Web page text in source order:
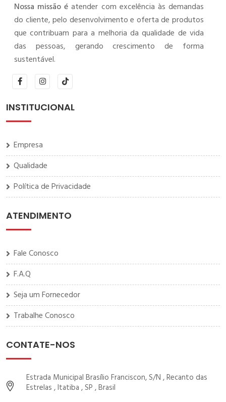
Nossa missão é atender com excelência às demandas
do cliente, pelo desenvolvimento e oferta de produtos
que contribuam para a melhoria da qualidade de vida
das pessoas, gerando crescimento de forma
sustentável.
INSTITUCIONAL
Empresa
Qualidade
Política de Privacidade
ATENDIMENTO
Fale Conosco
F.A.Q
Seja um Fornecedor
Trabalhe Conosco
CONTATE-NOS
Estrada Municipal Brasílio Franciscon, S/N , Recanto das
Estrelas , Itatiba , SP , Brasil